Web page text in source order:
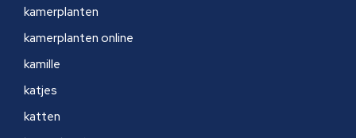
kamerplanten
kamerplanten online
kamille
katjes
katten